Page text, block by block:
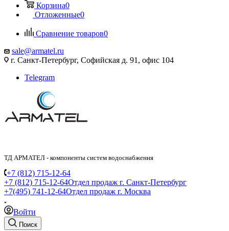
Корзина0
Отложенные0
Сравнение товаров0
sale@armatel.ru
г. Санкт-Петербург, Софийская д. 91, офис 104
Telegram
ТД АРМАТЕЛ - компоненты систем водоснабжения
+7 (812) 715-12-64
+7 (812) 715-12-64Отдел продаж г. Санкт-Петербург
+7(495) 741-12-64Отдел продаж г. Москва
Войти
Поиск